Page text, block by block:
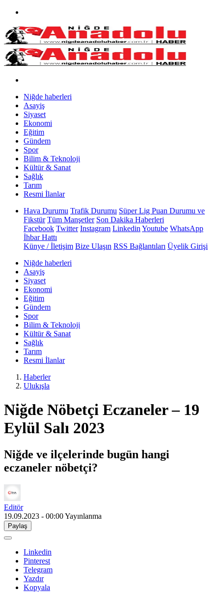
Niğde haberleri
Asayiş
Siyaset
Ekonomi
Eğitim
Gündem
Spor
Bilim & Teknoloji
Kültür & Sanat
Sağlık
Tarım
Resmi İlanlar
Hava Durumu Trafik Durumu Süper Lig Puan Durumu ve
Fikstür Tüm Manşetler Son Dakika Haberleri
Facebook Twitter Instagram Linkedin Youtube WhatsApp
İhbar Hattı
Künye / İletişim Bize Ulaşın RSS Bağlantıları Üyelik Girişi
Niğde haberleri
Asayiş
Siyaset
Ekonomi
Eğitim
Gündem
Spor
Bilim & Teknoloji
Kültür & Sanat
Sağlık
Tarım
Resmi İlanlar
Haberler
Ulukışla
Niğde Nöbetçi Eczaneler – 19
Eylül Salı 2023
Niğde ve ilçelerinde bugün hangi
eczaneler nöbetçi?
Editör
19.09.2023 - 00:00Yayınlanma
Paylaş
Linkedin
Pinterest
Telegram
Yazdır
Kopyala